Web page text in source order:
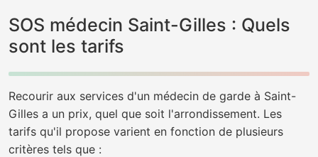
SOS médecin Saint-Gilles : Quels
sont les tarifs
Recourir aux services d'un médecin de garde à Saint-
Gilles a un prix, quel que soit l'arrondissement. Les
tarifs qu'il propose varient en fonction de plusieurs
critères tels que :